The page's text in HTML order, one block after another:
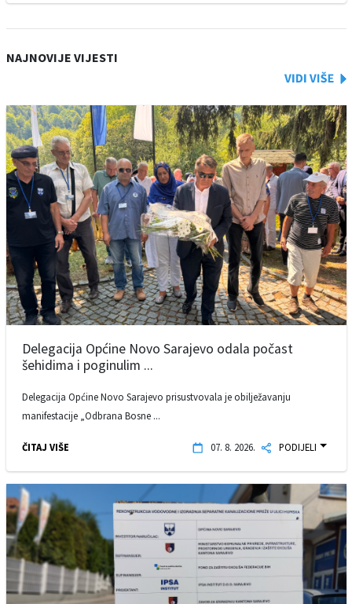
NAJNOVIJE VIJESTI
Delegacija Općine Novo Sarajevo odala počast
šehidima i poginulim ...
Delegacija Općine Novo Sarajevo prisustvovala je obilježavanju
manifestacije „Odbrana Bosne ...
ČITAJ VIŠE 07. 8. 2026. PODIJELI